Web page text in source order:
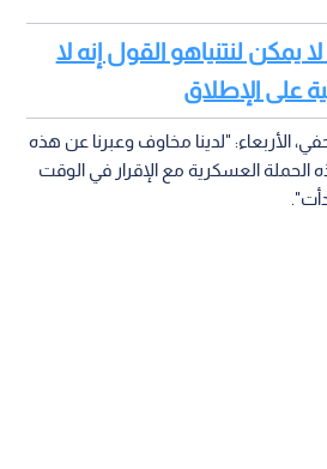
لا يمكن لنتنياهو القول إنه لا
على الإطلاق
الأربعاء: "لدينا مخاوف وعبرنا عن هذه
العسكرية مع الإقرار في الوقت